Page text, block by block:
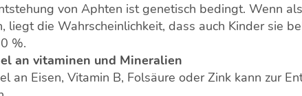
von Aphten ist genetisch bedingt. Wenn
liegt die Wahrscheinlichkeit, dass auch Kinder sie
%.
an vitaminen und Mineralien
an Eisen, Vitamin B, Folsäure oder Zink kann zur